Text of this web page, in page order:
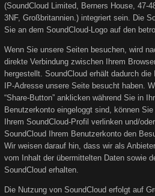
(SoundCloud Limited, Berners House, 47-
3NF, Großbritannien.) integriert sein. Die
Sie an dem SoundCloud-Logo auf den
Wenn Sie unsere Seiten besuchen, wird
direkte Verbindung zwischen Ihrem
hergestellt. SoundCloud erhält dadurch
IP-Adresse unsere Seite besucht haben.
“Share-Button” anklicken während Sie in
Benutzerkonto eingeloggt sind, können
Ihrem SoundCloud-Profil verlinken und/
SoundCloud Ihrem Benutzerkonto den
Wir weisen darauf hin, dass wir als
vom Inhalt der übermittelten Daten sowie
SoundCloud erhalten.
Die Nutzung von SoundCloud erfolgt auf